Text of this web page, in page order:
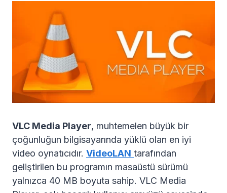
VLC Media Player, muhtemelen büyük bir
çoğunluğun bilgisayarında yüklü olan en iyi
video oynatıcıdır. VideoLAN tarafından
geliştirilen bu programın masaüstü sürümü
yalnızca 40 MB boyuta sahip. VLC Media